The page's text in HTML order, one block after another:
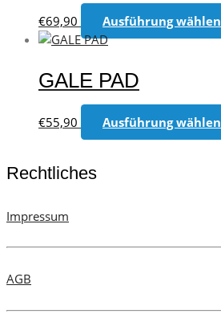
€69,90 Ausführung wählen
GALE PAD
€55,90 Ausführung wählen
Rechtliches
Impressum
AGB